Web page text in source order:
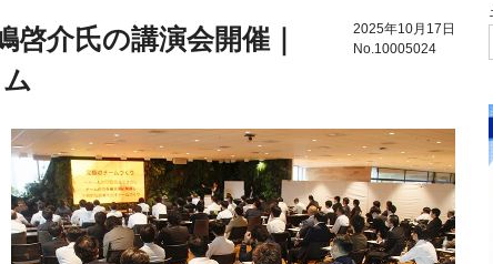
2025年10月17日
No.10005024
介氏の講演会開催｜